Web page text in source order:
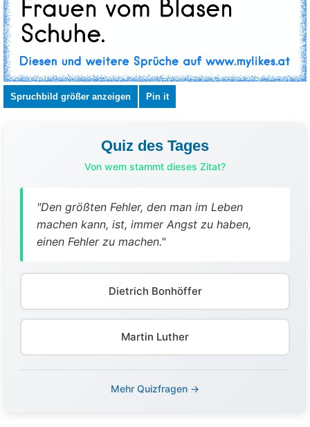
Spruchbild größer anzeigen Pin it
Quiz des Tages
Von wem stammt dieses Zitat?
"Den größten Fehler, den man im Leben
machen kann, ist, immer Angst zu haben,
einen Fehler zu machen."
Dietrich Bonhöffer
Martin Luther
Mehr Quizfragen →